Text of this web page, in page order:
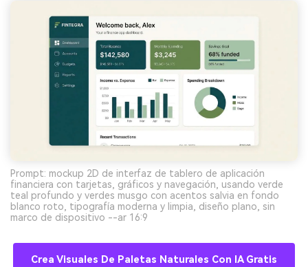
Prompt: mockup 2D de interfaz de tablero de aplicación
financiera con tarjetas, gráficos y navegación, usando verde
teal profundo y verdes musgo con acentos salvia en fondo
blanco roto, tipografía moderna y limpia, diseño plano, sin
marco de dispositivo --ar 16:9
Crea Visuales De Paletas Naturales Con IA Gratis